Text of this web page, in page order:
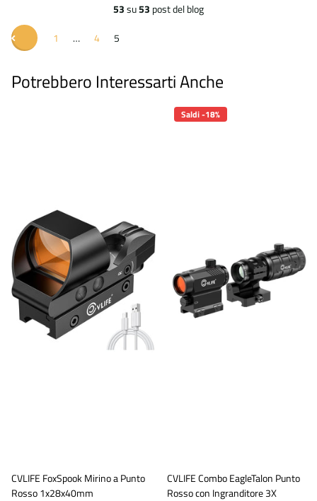
53su53 post del blog
1
… 4 5
Potrebbero Interessarti Anche
CVLIFE FoxSpook Mirino a Punto
Rosso 1x28x40mm
Saldi -18%
CVLIFE Combo EagleTalon Punto
Rosso con Ingranditore 3X